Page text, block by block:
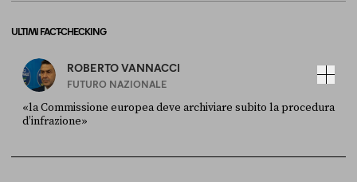
ULTIMI FACT-CHECKING
ROBERTO VANNACCI
FUTURO NAZIONALE
«la Commissione europea deve archiviare subito la procedura
d’infrazione»